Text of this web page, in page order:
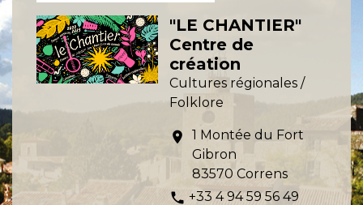
"LE CHANTIER"
Centre de
création
Cultures régionales /
Folklore
location_on
1 Montée du Fort
Gibron
83570 Correns
phone +33 4 94 59 56 49